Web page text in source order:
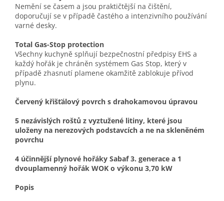
Nemění se časem a jsou praktičtější na čištění,
doporučují se v případě častého a intenzivního používání
varné desky.
Total Gas-Stop protection
Všechny kuchyně splňují bezpečnostní předpisy EHS a
každý hořák je chráněn systémem Gas Stop, který v
případě zhasnutí plamene okamžitě zablokuje přívod
plynu.
Červený křišťálový povrch s drahokamovou úpravou
5 nezávislých roštů z vyztužené litiny, které jsou
uloženy na nerezových podstavcích a ne na skleněném
povrchu
4 účinnější plynové hořáky Sabaf 3. generace a 1
dvouplamenný hořák WOK o výkonu 3,70 kW
Popis